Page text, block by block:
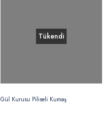
Tükendi
Gül Kurusu Piliseli Kumaş